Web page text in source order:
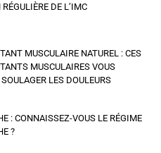
DE L’IMC
MUSCULAIRE NATUREL : CES
MUSCULAIRES VOUS
LES DOULEURS
: CONNAISSEZ-VOUS LE RÉGIME
?